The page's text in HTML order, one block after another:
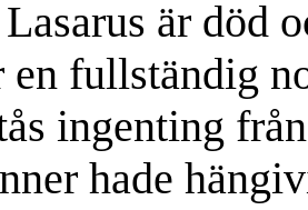
är död
en fullständig
ingenting
hade